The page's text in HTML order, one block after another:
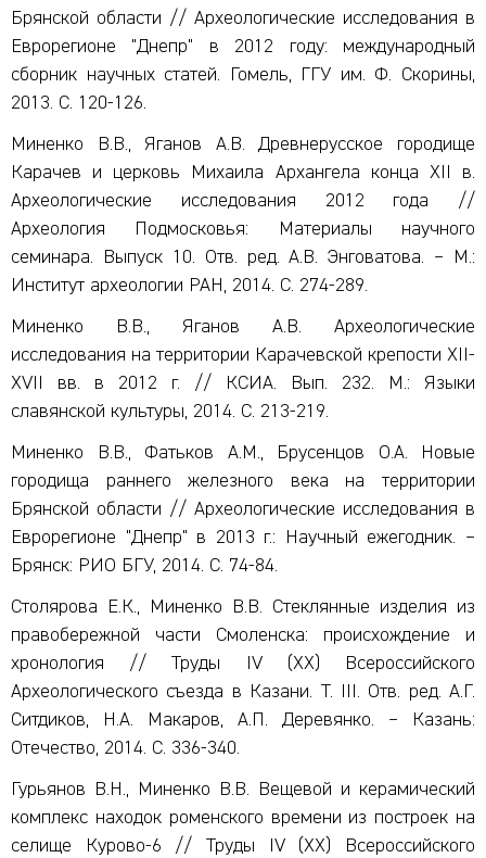
Брянской области // Археологические исследования в
Еврорегионе "Днепр" в 2012 году: международный
сборник научных статей. Гомель, ГГУ им. Ф. Скорины,
2013. С. 120-126.
Миненко В.В., Яганов А.В. Древнерусское городище
Карачев и церковь Михаила Архангела конца XII в.
Археологические исследования 2012 года //
Археология Подмосковья: Материалы научного
семинара. Выпуск 10. Отв. ред. А.В. Энговатова. – М.:
Институт археологии РАН, 2014. С. 274-289.
Миненко В.В., Яганов А.В. Археологические
исследования на территории Карачевской крепости XII-
XVII вв. в 2012 г. // КСИА. Вып. 232. М.: Языки
славянской культуры, 2014. С. 213-219.
Миненко В.В., Фатьков А.М., Брусенцов О.А. Новые
городища раннего железного века на территории
Брянской области // Археологические исследования в
Еврорегионе "Днепр" в 2013 г.: Научный ежегодник. –
Брянск: РИО БГУ, 2014. С. 74-84.
Столярова Е.К., Миненко В.В. Стеклянные изделия из
правобережной части Смоленска: происхождение и
хронология // Труды IV (XX) Всероссийского
Археологического съезда в Казани. Т. III. Отв. ред. А.Г.
Ситдиков, Н.А. Макаров, А.П. Деревянко. – Казань:
Отечество, 2014. С. 336-340.
Гурьянов В.Н., Миненко В.В. Вещевой и керамический
комплекс находок роменского времени из построек на
селище Курово-6 // Труды IV (XX) Всероссийского